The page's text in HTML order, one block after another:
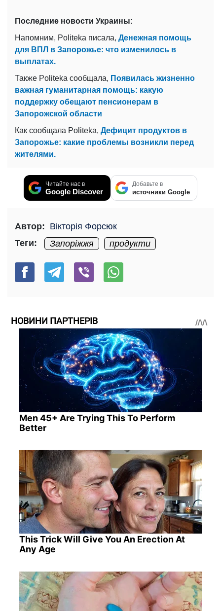
Последние новости Украины:
Напомним, Politeka писала, Денежная помощь
для ВПЛ в Запорожье: что изменилось в
выплатах.
Также Politeka сообщала, Появилась жизненно
важная гуманитарная помощь: какую
поддержку обещают пенсионерам в
Запорожской области
Как сообщала Politeka, Дефицит продуктов в
Запорожье: какие проблемы возникли перед
жителями.
Читайте нас в
Google Discover
Добавьте в
источники Google
Автор: Вікторія Форсюк
Теги:
Запоріжжя продукти
НОВИНИ ПАРТНЕРІВ
Men 45+ Are Trying This To Perform
Better
This Trick Will Give You An Erection At
Any Age